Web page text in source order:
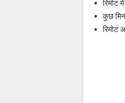
रिमोट
कुछ
रिमोट